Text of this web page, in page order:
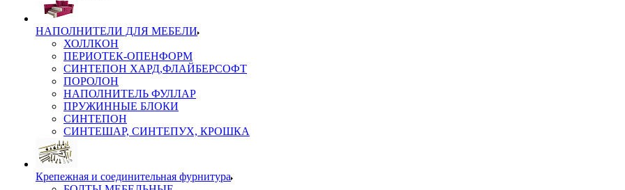
НАПОЛНИТЕЛИ ДЛЯ МЕБЕЛИ
ХОЛЛКОН
ПЕРИОТЕК-ОПЕНФОРМ
СИНТЕПОН ХАРД,ФЛАЙБЕРСОФТ
ПОРОЛОН
НАПОЛНИТЕЛЬ ФУЛЛАР
ПРУЖИННЫЕ БЛОКИ
СИНТЕПОН
СИНТЕШАР, СИНТЕПУХ, КРОШКА
Крепежная и соединительная фурнитура